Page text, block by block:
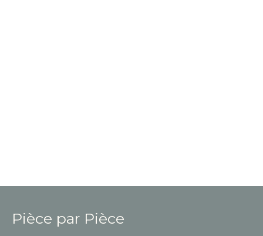
Pièce par Pièce